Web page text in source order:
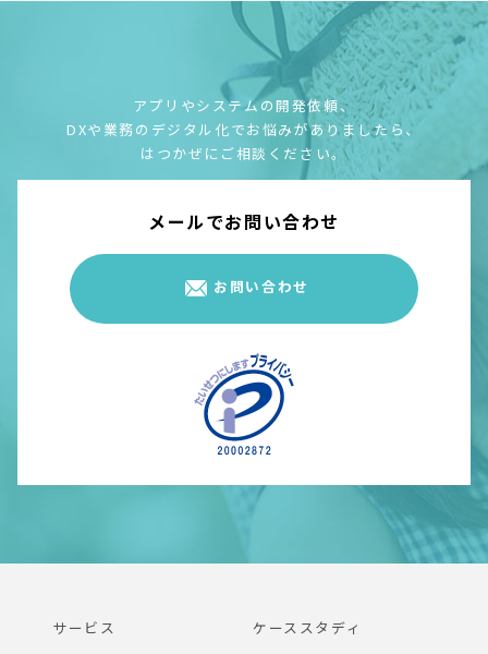
アプリやシステムの開発依頼、
DXや業務のデジタル化でお悩みがありましたら、
はつかぜにご相談ください。
メールでお問い合わせ
お問い合わせ
サービス ケーススタディ